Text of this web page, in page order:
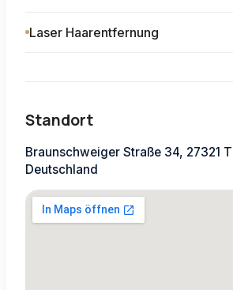
Laser Haarentfernung
Standort
Braunschweiger Straße 34, 27321
Deutschland